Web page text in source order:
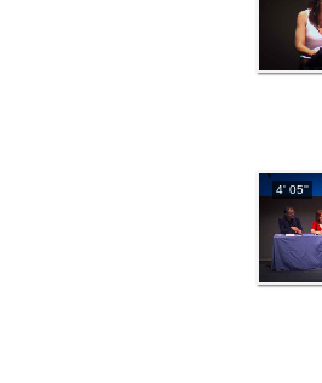
4' 05''